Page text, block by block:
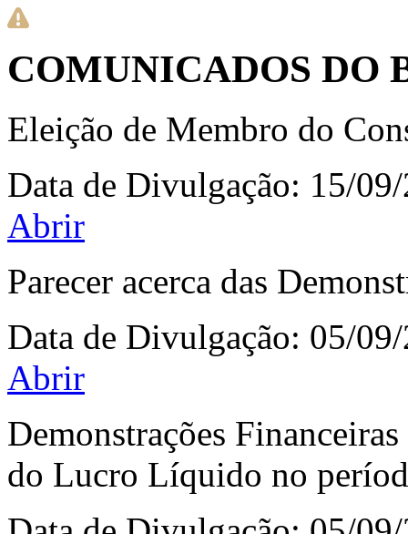
COMUNICADOS DO
Eleição de Membro do
Data de Divulgação: 15/
Abrir
Parecer acerca das
Data de Divulgação: 05/
Abrir
Demonstrações
do Lucro Líquido no